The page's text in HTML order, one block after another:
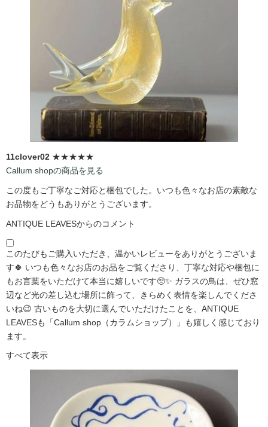
11clover02 ★★★★★
Callum shopの商品を見る
この度もご丁寧なご対応と梱包でした。いつも色々なお店の素敵な
お品物をどうもありがとうございます。
ANTIQUE LEAVESからのコメント
このたびもご購入いただき、温かいレビューをありがとうございま
す🍀 いつも色々なお店のお品をご覧くださり、丁寧な対応や梱包に
もお言葉をいただけて本当に嬉しいです🥺✨ ガラスの鳥は、ぜひ窓
辺など光の差し込む場所に飾って、きらめく表情を楽しんでくださ
いね😉 古いものを大切に選んでいただけたことを、ANTIQUE
LEAVESも「Callum shop（カラムショップ）」も嬉しく感じており
ます。
すべて表示